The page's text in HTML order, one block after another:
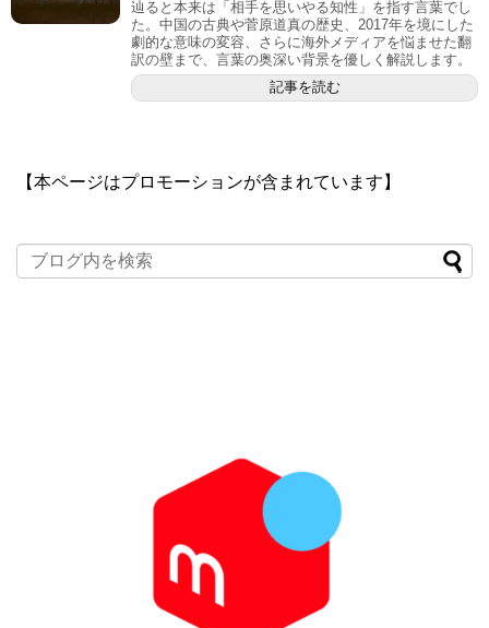
辿ると本来は「相手を思いやる知性」を指す言葉でし
た。中国の古典や菅原道真の歴史、2017年を境にした
劇的な意味の変容、さらに海外メディアを悩ませた翻
訳の壁まで、言葉の奥深い背景を優しく解説します。
記事を読む
【本ページはプロモーションが含まれています】